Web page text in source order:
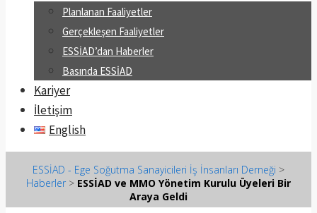
Planlanan Faaliyetler
Gerçekleşen Faaliyetler
ESSİAD’dan Haberler
Basında ESSİAD
Kariyer
İletişim
English
ESSİAD - Ege Soğutma Sanayicileri İş İnsanları Derneği >
Haberler > ESSİAD ve MMO Yönetim Kurulu Üyeleri Bir
Araya Geldi